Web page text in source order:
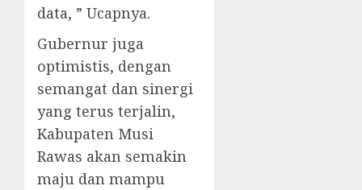
data, ” Ucapnya.
Gubernur juga
optimistis, dengan
semangat dan sinergi
yang terus terjalin,
Kabupaten Musi
Rawas akan semakin
maju dan mampu